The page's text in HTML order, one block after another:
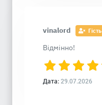
vinalord Гість
Відмінно!
Дата: 29.07.2026